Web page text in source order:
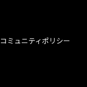
コミュニティポリシー